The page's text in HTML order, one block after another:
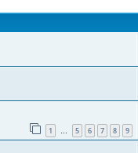
1 … 5 6 7 8 9